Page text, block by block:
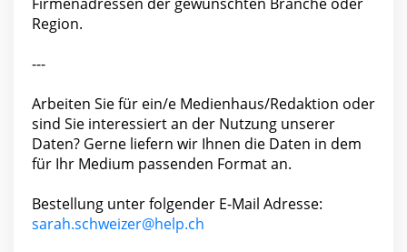
Firmen­adressen der ge­wünsch­ten Branche oder
Region.
---
Arbeiten Sie für ein/e Medienhaus/Redaktion oder
sind Sie interessiert an der Nutzung unserer
Daten? Gerne liefern wir Ihnen die Daten in dem
für Ihr Medium passenden Format an.
Bestellung unter folgender E-Mail Adresse:
sarah.schweizer@help.ch